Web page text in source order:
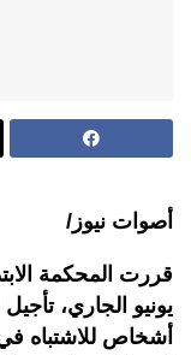
أصوات نيوز/
يونيو الجاري،
أشخاص للاشتباه